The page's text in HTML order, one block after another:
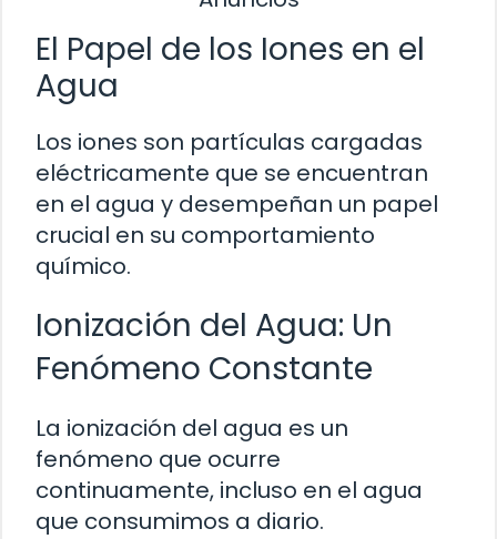
El Papel de los Iones en el
Agua
Los iones son partículas cargadas
eléctricamente que se encuentran
en el agua y desempeñan un papel
crucial en su comportamiento
químico.
Ionización del Agua: Un
Fenómeno Constante
La ionización del agua es un
fenómeno que ocurre
continuamente, incluso en el agua
que consumimos a diario.